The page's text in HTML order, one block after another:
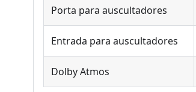
Porta para auscultadores
Entrada para auscultadores
Dolby Atmos